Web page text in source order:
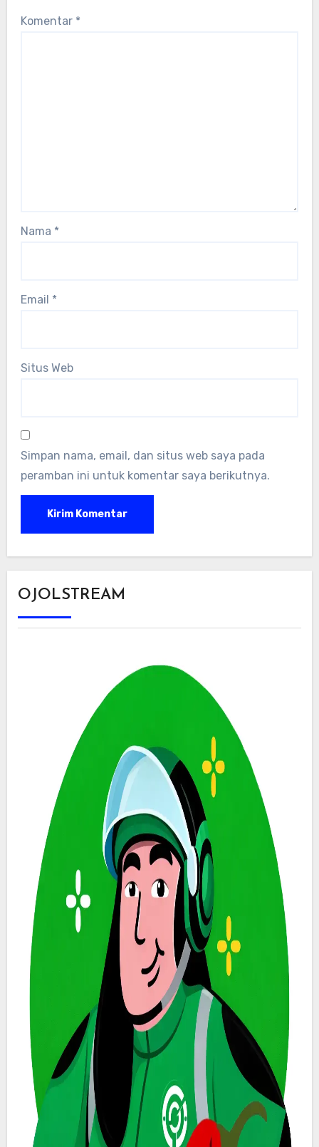
Komentar *
Nama *
Email *
Situs Web
Simpan nama, email, dan situs web saya pada
peramban ini untuk komentar saya berikutnya.
OJOLSTREAM